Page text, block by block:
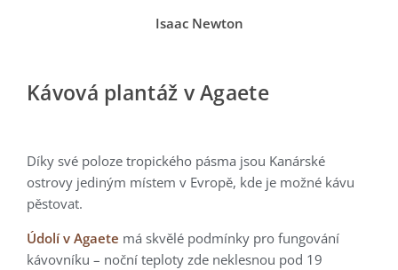
Isaac Newton
Kávová plantáž v Agaete
Díky své poloze tropického pásma jsou Kanárské
ostrovy jediným místem v Evropě, kde je možné kávu
pěstovat.
Údolí v Agaete má skvělé podmínky pro fungování
kávovníku – noční teploty zde neklesnou pod 19